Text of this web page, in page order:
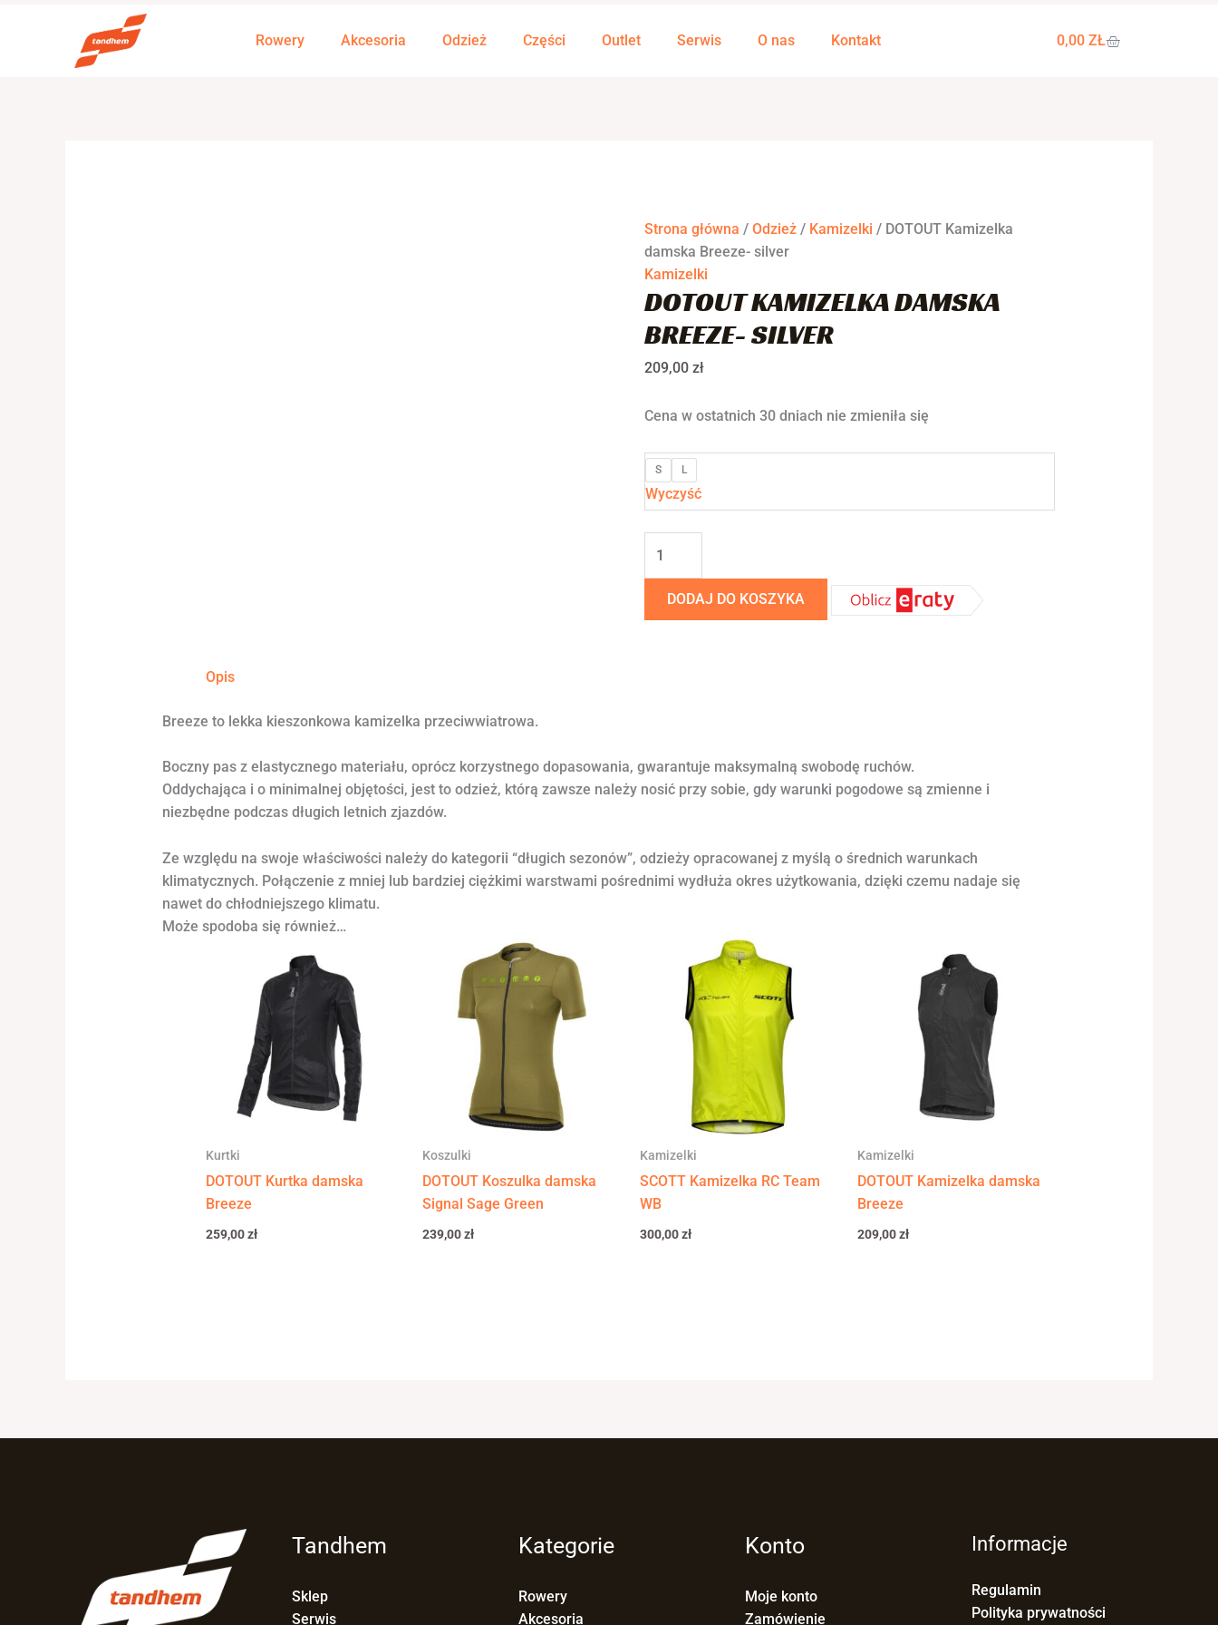
Rowery Akcesoria Odzież Części Outlet Serwis O nas Kontakt 0,00 ZŁWÓZEK
Strona główna /Odzież / Kamizelki / DOTOUT Kamizelka
damska Breeze- silver
Kamizelki
DOTOUT KAMIZELKA DAMSKA
BREEZE- SILVER
209,00zł
Cena w ostatnich 30 dniach nie zmieniła się
S L
Wyczyść
DOTOUT
DODAJ DO KOSZYKA
Opis
Breeze to lekka kieszonkowa kamizelka przeciwwiatrowa.
Boczny pas z elastycznego materiału, oprócz korzystnego dopasowania, gwarantuje maksymalną swobodę ruchów.
Oddychająca i o minimalnej objętości, jest to odzież, którą zawsze należy nosić przy sobie, gdy warunki pogodowe są zmienne i
niezbędne podczas długich letnich zjazdów.
Ze względu na swoje właściwości należy do kategorii “długich sezonów”, odzieży opracowanej z myślą o średnich warunkach
klimatycznych. Połączenie z mniej lub bardziej ciężkimi warstwami pośrednimi wydłuża okres użytkowania, dzięki czemu nadaje się
nawet do chłodniejszego klimatu.
Może spodoba się również…
Kurtki
DOTOUT Kurtka damska
Breeze
259,00zł
Koszulki
DOTOUT Koszulka damska
Signal Sage Green
239,00zł
Kamizelki
SCOTT Kamizelka RC Team
WB
300,00zł
Kamizelki
DOTOUT Kamizelka damska
Breeze
209,00zł
Tandhem
Sklep
Serwis
Kategorie
Rowery
Akcesoria
Konto
Moje konto
Zamówienie
Informacje
Regulamin
Polityka prywatności